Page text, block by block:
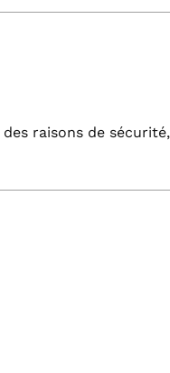
raisons de sécurité,